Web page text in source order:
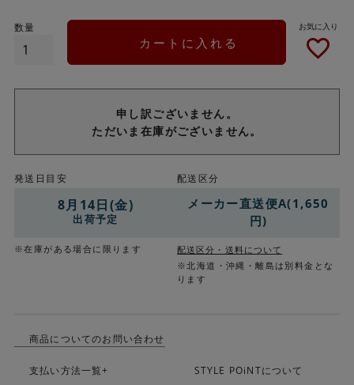
カートに入れる
申し訳ございません。
ただいま在庫がございません。
発送日目安
8月14日(金)
出荷予定
※在庫がある場合に限ります
配送区分
メーカー直送便A(1,650
円)
配送区分・送料について
※北海道・沖縄・離島は別料金とな
ります
商品についてのお問い合わせ
支払い方法一覧+
STYLE POiNTについて